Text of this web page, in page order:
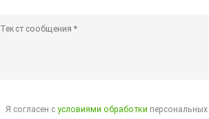
Я согласен сусловиями обработки